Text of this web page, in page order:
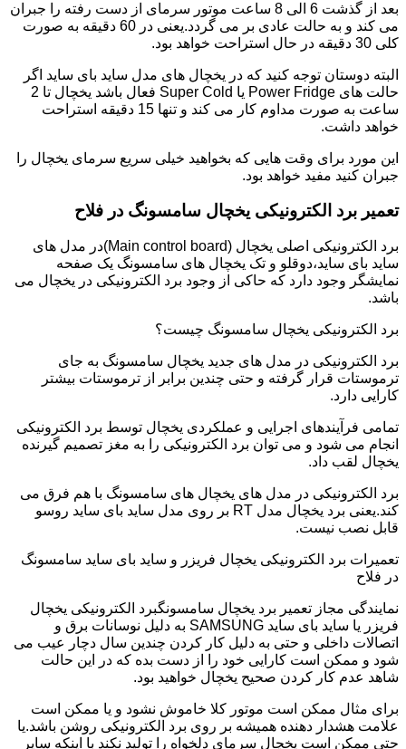
بعد از گذشت 6 الی 8 ساعت موتور سرمای از دست رفته را جبران
می کند و به حالت عادی بر می گردد.یعنی در 60 دقیقه به صورت
کلی 30 دقیقه در حال استراحت خواهد بود.
البته دوستان توجه کنید که در یخچال های مدل ساید بای ساید اگر
حالت های Power Fridge یا Super Cold فعال باشد یخچال تا 2
ساعت به صورت مداوم کار می کند و تنها 15 دقیقه استراحت
خواهد داشت.
این مورد برای وقت هایی که بخواهید خیلی سریع سرمای یخچال را
جبران کنید مفید خواهد بود.
تعمیر برد الکترونیکی یخچال سامسونگ در فلاح
برد الکترونیکی اصلی یخچال (Main control board)در مدل های
ساید بای ساید،دوقلو و تک یخچال های سامسونگ یک صفحه
نمایشگر وجود دارد که حاکی از وجود برد الکترونیکی در یخچال می
باشد.
برد الکترونیکی یخچال سامسونگ چیست؟
برد الکترونیکی در مدل های جدید یخچال سامسونگ به جای
ترموستات قرار گرفته و حتی چندین برابر از ترموستات بیشتر
کارایی دارد.
تمامی فرآیندهای اجرایی و عملکردی یخچال توسط برد الکترونیکی
انجام می شود و می توان برد الکترونیکی را به مغز تصمیم گیرنده
یخچال لقب داد.
برد الکترونیکی در مدل های یخچال های سامسونگ با هم فرق می
کند.یعنی برد یخچال مدل RT بر روی مدل ساید بای ساید روسو
قابل نصب نیست.
تعمیرات برد الکترونیکی یخچال فریزر و ساید بای ساید سامسونگ
در فلاح
نمایندگی مجاز تعمیر برد یخچال سامسونگبرد الکترونیکی یخچال
فریزر یا ساید بای ساید SAMSUNG به دلیل نوسانات برق و
اتصالات داخلی و حتی به دلیل کار کردن چندین سال دچار عیب می
شود و ممکن است کارایی خود را از دست بده که در این حالت
شاهد عدم کار کردن صحیح یخچال خواهید بود.
برای مثال ممکن است موتور کلا خاموش نشود و یا ممکن است
علامت هشدار دهنده همیشه بر روی برد الکترونیکی روشن باشد.یا
حتی ممکن است یخچال سرمای دلخواه را تولید نکند با اینکه سایر